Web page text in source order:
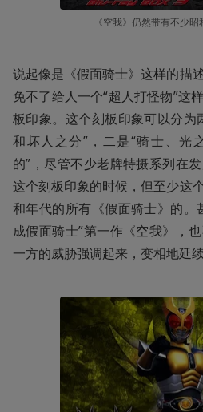
《空我》仍然带有不少
说起像是《假面骑士》这样的描
免不了给人一个“超人打怪物”这
板印象。这个刻板印象可以分为
和坏人之分”，二是“骑士、光
的”，尽管不少老牌特摄系列在
这个刻板印象的时候，但至少这
和年代的所有《假面骑士》的。
成假面骑士”第一作《空我》，
一方的威胁强调起来，变相地延